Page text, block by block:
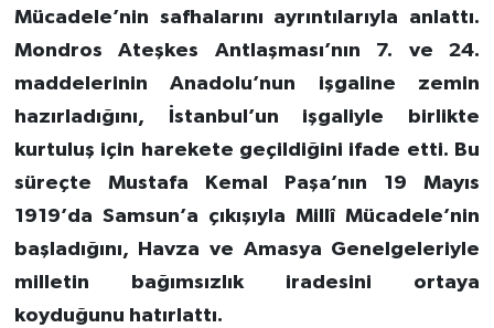
Mücadele’nin safhalarını ayrıntılarıyla anlattı.
Mondros Ateşkes Antlaşması’nın 7. ve 24.
maddelerinin Anadolu’nun işgaline zemin
hazırladığını, İstanbul’un işgaliyle birlikte
kurtuluş için harekete geçildiğini ifade etti. Bu
süreçte Mustafa Kemal Paşa’nın 19 Mayıs
1919’da Samsun’a çıkışıyla Millî Mücadele’nin
başladığını, Havza ve Amasya Genelgeleriyle
milletin bağımsızlık iradesini ortaya
koyduğunu hatırlattı.